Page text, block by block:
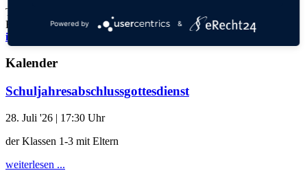
Tel.: 06221 73922-0
Fax: 06221 73922-11
info@thadden-grundschule.de
Kalender
Schuljahresabschlussgottesdienst
28. Juli '26 | 17:30 Uhr
der Klassen 1-3 mit Eltern
weiterlesen ...
Powered by &